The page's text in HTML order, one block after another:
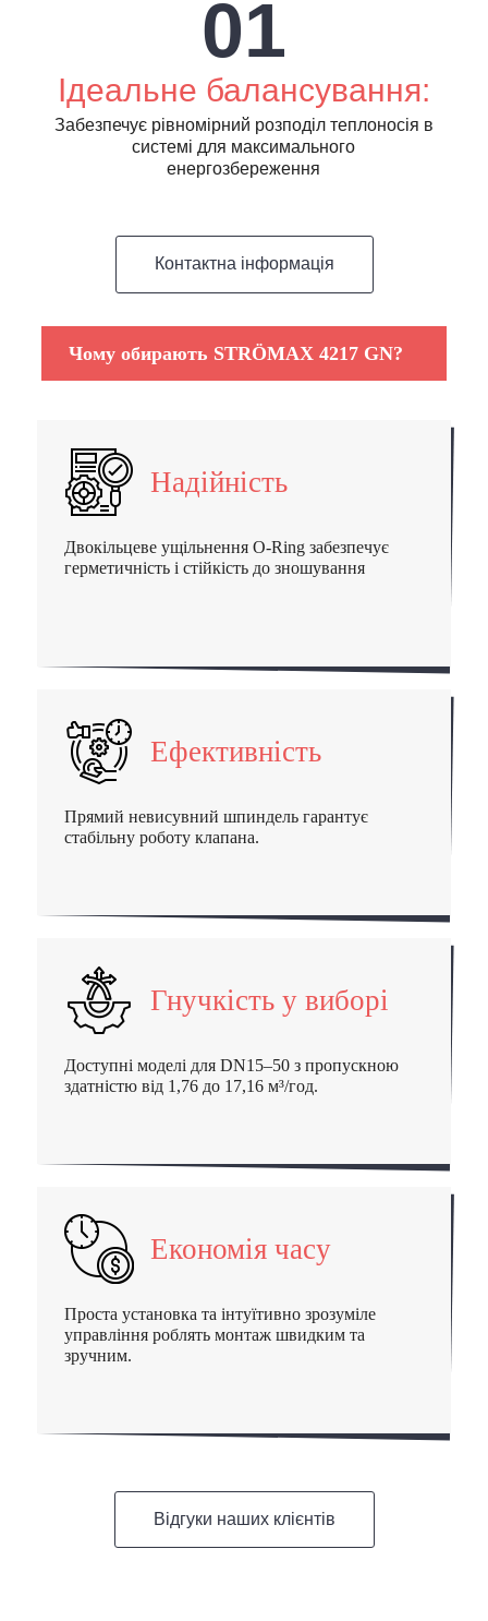
01
Ідеальне балансування:
Забезпечує рівномірний розподіл теплоносія в
системі для максимального
енергозбереження
Контактна інформація
Чому обирають STRÖMAX 4217 GN?
Надійність
Двокільцеве ущільнення O-Ring забезпечує
герметичність і стійкість до зношування
Ефективність
Прямий невисувний шпиндель гарантує
стабільну роботу клапана.
Гнучкість у виборі
Доступні моделі для DN15–50 з пропускною
здатністю від 1,76 до 17,16 м³/год.
Економія часу
Проста установка та інтуїтивно зрозуміле
управління роблять монтаж швидким та
зручним.
Відгуки наших клієнтів